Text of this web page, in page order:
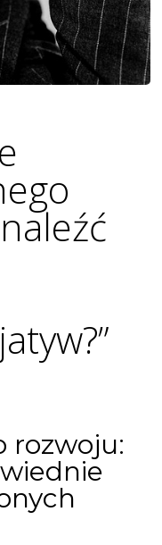
rozwoju: